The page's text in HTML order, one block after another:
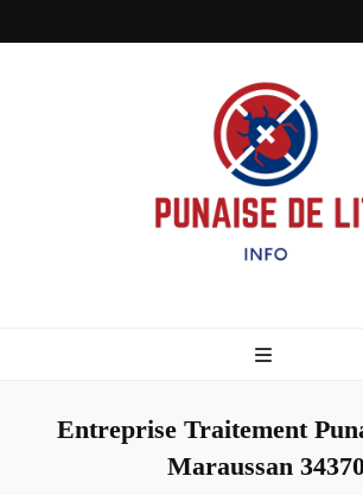
– Info
Entreprise Traitement
Maraussan